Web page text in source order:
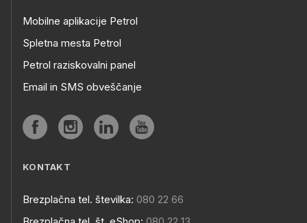
Mobilne aplikacije Petrol
Spletna mesta Petrol
Petrol raziskovalni panel
Email in SMS obveščanje
KONTAKT
Brezplačna tel. številka: 080 22 66